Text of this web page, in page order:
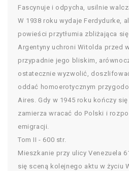
Fascynuje i odpycha, usilnie
W 1938 roku wydaje Ferdydurke,
powieści przytłumia zbliżająca
Argentyny uchroni Witolda przed
przypadnie jego bliskim,
ostatecznie wyzwolić,
oddać homoerotycznym
Aires. Gdy w 1945 roku kończy
zamierza wracać do Polski i
emigracji.
Tom II - 600 str.
Mieszkanie przy ulicy Venezuela
się sceną kolejnego aktu w życiu